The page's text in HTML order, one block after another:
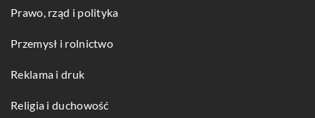
Prawo, rząd i polityka
Przemysł i rolnictwo
Reklama i druk
Religia i duchowość